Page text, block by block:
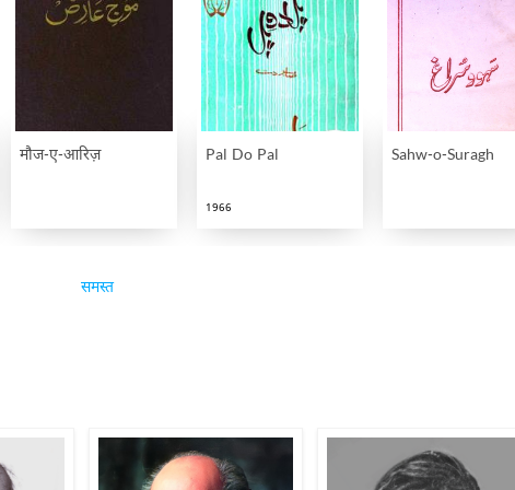
मौज-ए-आरिज़ Pal Do Pal
1966
Sahw-o-Suragh
समस्त